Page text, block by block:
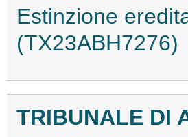
Estinzione
(TX23ABH7276)
TRIBUNALE DI